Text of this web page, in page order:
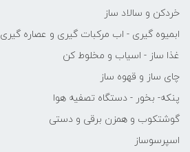
خردکن و سالاد ساز
ابمیوه گیری - اب مرکبات گیری و عصاره گیری
غذا ساز - اسیاب و مخلوط کن
چای ساز و قهوه ساز
پنکه- بخور - دستگاه تصفیه هوا
گوشتکوب و همزن برقی و دستی
اسپرسوساز